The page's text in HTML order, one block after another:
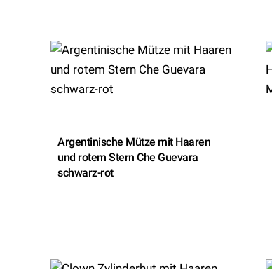
Argentinische Mütze mit Haaren
und rotem Stern Che Guevara
schwarz-rot